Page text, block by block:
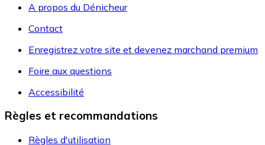
A propos du Dénicheur
Contact
Enregistrez votre site et devenez marchand premium
Foire aux questions
Accessibilité
Règles et recommandations
Règles d'utilisation